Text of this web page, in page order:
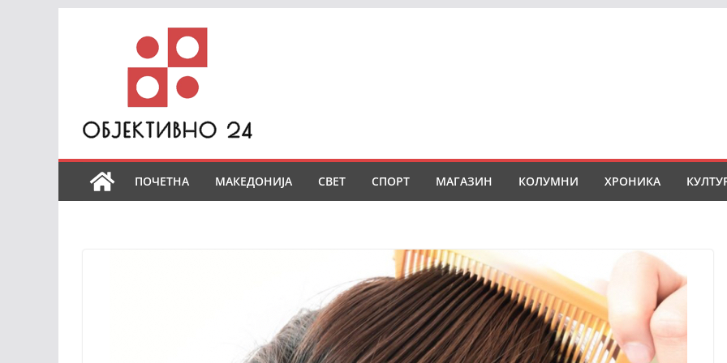
ПОЧЕТНА МАКЕДОНИЈА СВЕТ СПОРТ МАГАЗИН КОЛУМНИ ХРОНИКА